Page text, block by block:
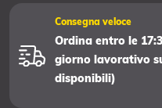
Consegna veloce
Ordina entro le
giorno lavorativo
disponibili)